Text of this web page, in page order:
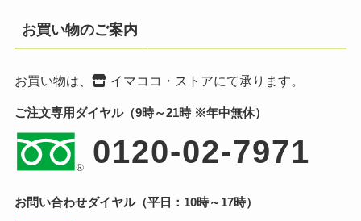
お買い物のご案内
お買い物は、 イマココ・ストアにて承ります。
ご注文専用ダイヤル（9時～21時 ※年中無休）
0120-02-7971
お問い合わせダイヤル（平日：10時～17時）